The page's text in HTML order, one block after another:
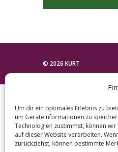
Um dir ein optimales Erlebnis zu
um Geräteinformationen zu
Technologien zustimmst, können
auf dieser Website verarbeiten.
zurückziehst, können bestimmte
© 2026 KURT